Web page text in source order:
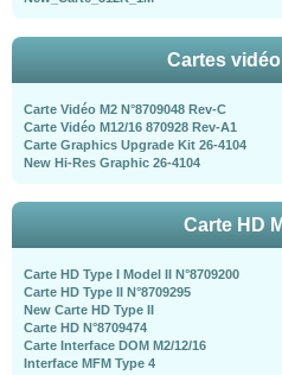
Cartes vidéo
Carte Vidéo M2 N°8709048 Rev-C
Carte Vidéo M12/16 870928 Rev-A1
Carte Graphics Upgrade Kit 26-4104
New Hi-Res Graphic 26-4104
Carte HD
Carte HD Type I Model II N°8709200
Carte HD Type II N°8709295
New Carte HD Type II
Carte HD N°8709474
Carte Interface DOM M2/12/16
Interface MFM Type 4